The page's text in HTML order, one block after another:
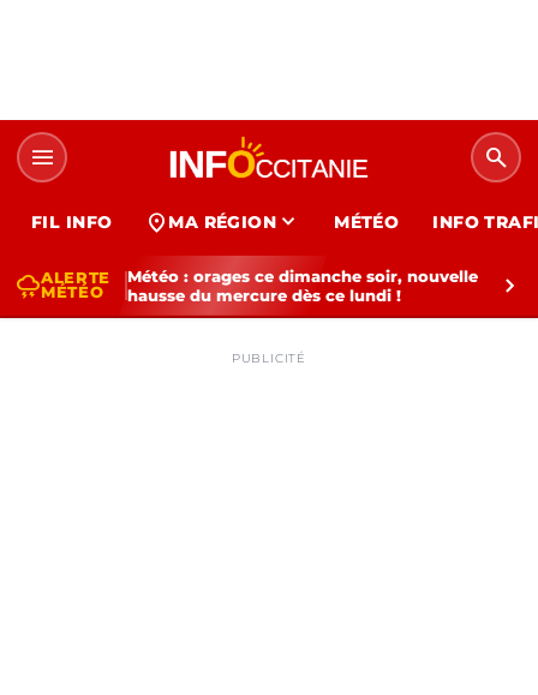
menu search
FIL INFO location_on MA RÉGION expand_more MÉTÉO INFO
thunderstormALERTE
MÉTÉO
Météo : orages ce dimanche soir, nouvelle
hausse du mercure dès ce lundi !
chevron_right
PUBLICITÉ